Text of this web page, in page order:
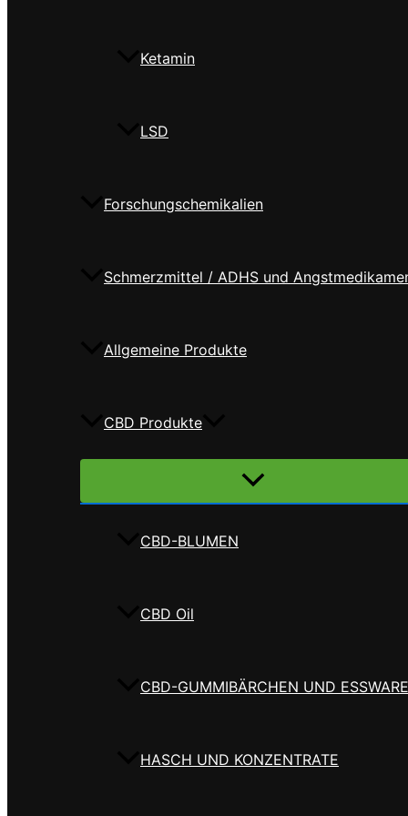
Ketamin
LSD
Forschungschemikalien
Schmerzmittel / ADHS und
Allgemeine Produkte
CBD Produkte
Menü
CBD-BLUMEN
CBD Oil
CBD-GUMMIBÄRCHEN UND
HASCH UND KONZENTRATE